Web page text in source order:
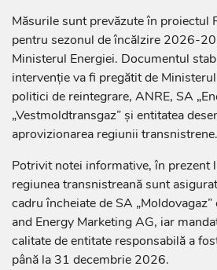
Măsurile sunt prevăzute în proiectul
pentru sezonul de încălzire 2026-
Ministerul Energiei. Documentul
intervenție va fi pregătit de
politici de reintegrare, ANRE, SA
„Vestmoldtransgaz” și entitatea
aprovizionarea regiunii transnistrene.
Potrivit notei informative, în prezent
regiunea transnistreană sunt
cadru încheiate de SA
and Energy Marketing AG, iar
calitate de entitate responsabilă a
până la 31 decembrie 2026.